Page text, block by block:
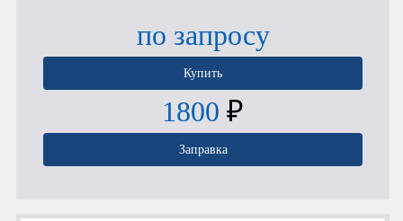
по запросу
Купить
1800 ₽
Заправка